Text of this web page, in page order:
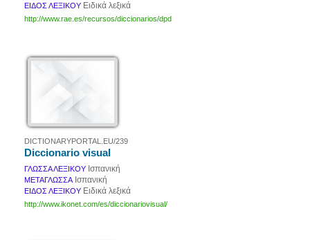
ΕΙΔΟΣ ΛΕΞΙΚΟΥ Ειδικά λεξικά
http://www.rae.es/recursos/diccionarios/dpd
DICTIONARYPORTAL.EU/239
Diccionario visual
ΓΛΩΣΣΑ ΛΕΞΙΚΟΥ Ισπανική
ΜΕΤΑΓΛΩΣΣΑ Ισπανική
ΕΙΔΟΣ ΛΕΞΙΚΟΥ Ειδικά λεξικά
http://www.ikonet.com/es/diccionariovisual/